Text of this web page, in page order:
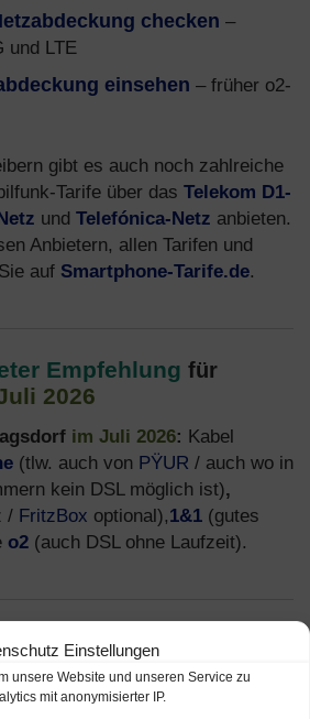
Einstellungen
unsere Website und unseren Service zu
mit anonymisierter IP.
checken –
und LTE
einsehen – früher o2-
gibt es auch noch zahlreiche
Tarife über das Telekom D1-
und Telefónica-Netz anbieten.
Anbietern, allen Tarifen und
auf Smartphone-Tarife.de.
Empfehlung für
2026
im Juli 2026: Kabel
(tlw. auch von PŸUR / auch wo in
kein DSL möglich ist),
/ FritzBox optional),1&1 (gutes
o2 (auch DSL ohne Laufzeit).
in Schlagsdorf
Breitband Verfügbarkeit in vielen